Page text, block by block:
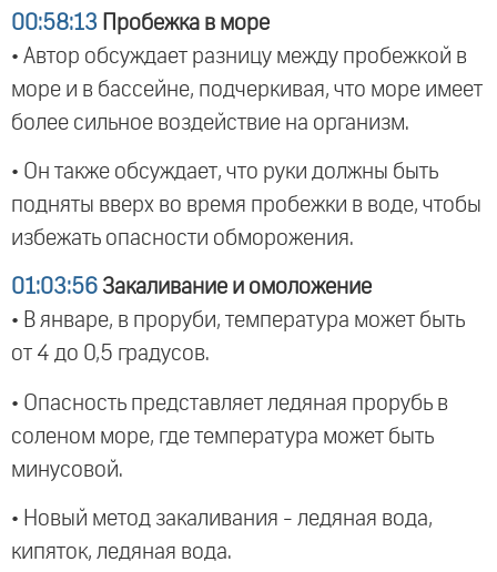
00:58:13 Пробежка в море
• Автор обсуждает разницу между пробежкой в
море и в бассейне, подчеркивая, что море имеет
более сильное воздействие на организм.
• Он также обсуждает, что руки должны быть
подняты вверх во время пробежки в воде, чтобы
избежать опасности обморожения.
01:03:56 Закаливание и омоложение
• В январе, в проруби, температура может быть
от 4 до 0,5 градусов.
• Опасность представляет ледяная прорубь в
соленом море, где температура может быть
минусовой.
• Новый метод закаливания - ледяная вода,
кипяток, ледяная вода.